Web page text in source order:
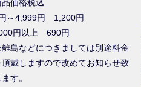
品価格税込
～4,999円 1,200円
円以上 690円
島などにつきましては別途料金
頂戴しますので改めてお知らせ致
す。